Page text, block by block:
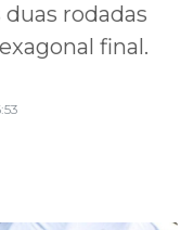
rodadas
final.